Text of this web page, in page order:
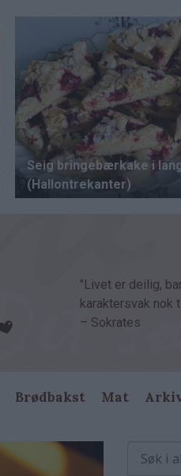
"Livet er deilig,
karaktersvak nok
– Sokrates
Brødbakst Mat